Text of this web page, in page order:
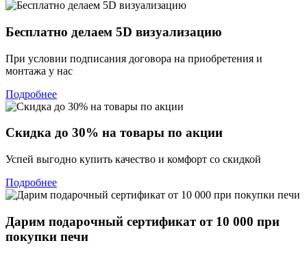
Бесплатно делаем 5D визуализацию
При условии подписания договора на приобретения и
монтажа у нас
Подробнее
Скидка до 30% на товары по акции
Успей выгодно купить качество и комфорт со скидкой
Подробнее
Дарим подарочный сертификат от 10 000 при
покупки печи